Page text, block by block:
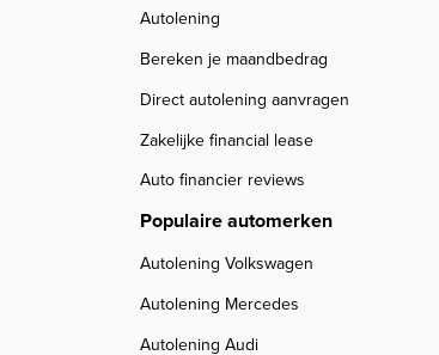
Autolening
Bereken je maandbedrag
Direct autolening aanvragen
Zakelijke financial lease
Auto financier reviews
Populaire automerken
Autolening Volkswagen
Autolening Mercedes
Autolening Audi